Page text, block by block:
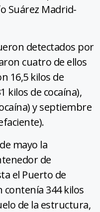
Suárez Madrid-
detectados por
cuatro de ellos
16,5 kilos de
kilos de cocaína),
y septiembre
mayo la
de
el Puerto de
contenía 344 kilos
de la estructura,